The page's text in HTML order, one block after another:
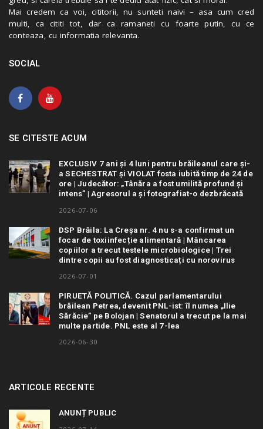
Mai credem ca voi, cititorii, nu sunteti naivi – asa cum cred
multi, ca cititi tot, dar ca ramaneti cu foarte putin, cu ce
conteaza, cu informatia relevanta.
SOCIAL
SE CITESTE ACUM
EXCLUSIV 7 ani și 4 luni pentru brăileanul care și-
a SECHESTRAT și VIOLAT fosta iubită timp de 24 de
ore | Judecător: „Tânăra a fost umilită profund și
intens” | Agresorul a și fotografiat-o dezbrăcată
2026-07-06
DSP Brăila: La Creșa nr. 4 nu s-a confirmat un
focar de toxiinfecție alimentară | Mâncarea
copiilor a trecut testele microbiologice | Trei
dintre copii au fost diagnosticați cu norovirus
2026-07-01
PIRUETĂ POLITICĂ. Cazul parlamentarului
brăilean Petrea, devenit PNL-ist: îl numea „Ilie
Sărăcie” pe Bolojan | Senatorul a trecut pe la mai
multe partide. PNL este al 7-lea
2026-06-30
ARTICOLE RECENTE
ANUNȚ PUBLIC